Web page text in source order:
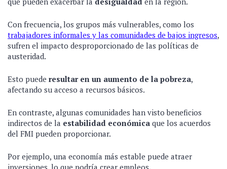
Con frecuencia, los grupos más vulnerables, como los
trabajadores informales y las comunidades de bajos ingresos,
sufren el impacto desproporcionado de las políticas de
austeridad.
Esto puede resultar en un aumento de la pobreza,
afectando su acceso a recursos básicos.
En contraste, algunas comunidades han visto beneficios
indirectos de la estabilidad económica que los acuerdos
del FMI pueden proporcionar.
Por ejemplo, una economía más estable puede atraer
inversiones, lo que podría crear empleos.